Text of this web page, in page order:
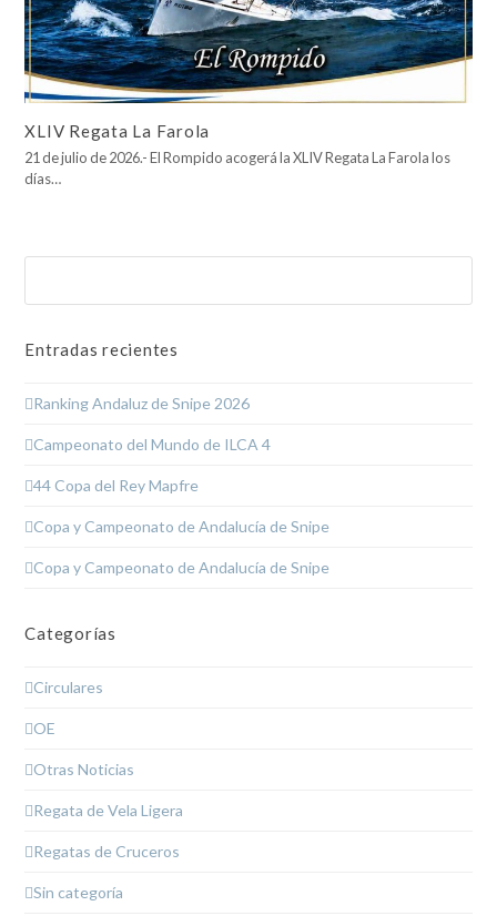
XLIV Regata La Farola
21 de julio de 2026.- El Rompido acogerá la XLIV Regata La Farola los
días…
Entradas recientes
Ranking Andaluz de Snipe 2026
Campeonato del Mundo de ILCA 4
44 Copa del Rey Mapfre
Copa y Campeonato de Andalucía de Snipe
Copa y Campeonato de Andalucía de Snipe
Categorías
Circulares
OE
Otras Noticias
Regata de Vela Ligera
Regatas de Cruceros
Sin categoría